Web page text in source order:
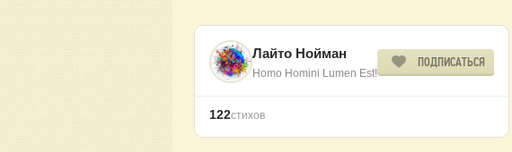
Лайто Нойман
Homo Homini Lumen Est!
ПОДПИСАТЬСЯ
122стихов